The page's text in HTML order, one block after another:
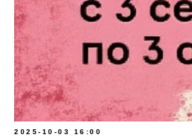
2025-10-03 16:00